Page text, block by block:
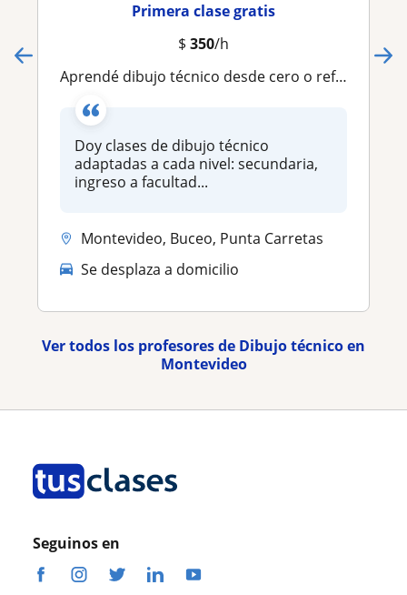
Primera clase gratis
$ 350/h
Aprendé dibujo técnico desde cero o reforzá lo que ya sabés
Doy clases de dibujo técnico
adaptadas a cada nivel: secundaria,
ingreso a facultad...
Montevideo, Buceo, Punta Carretas
Se desplaza a domicilio
Ver todos los profesores de Dibujo técnico en
Montevideo
Seguinos en